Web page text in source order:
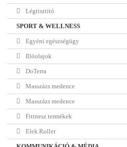
Légtisztitó
SPORT & WELLNESS
Egyéni egészségügy
Illóolajok
DoTerra
Masszázs medence
Masszázs medence
Fittnesz termékek
Elek.Roller